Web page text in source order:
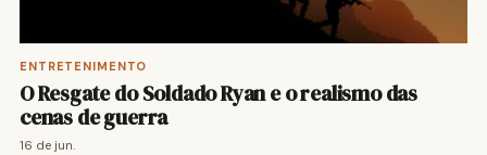
ENTRETENIMENTO
O Resgate do Soldado Ryan e o realismo das
cenas de guerra
16 de jun.